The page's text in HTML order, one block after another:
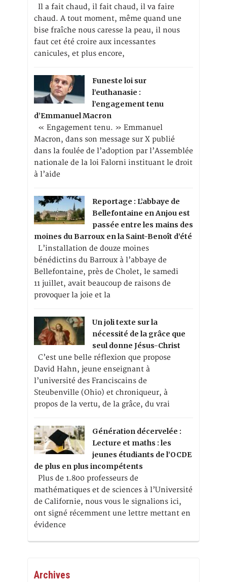
Il a fait chaud, il fait chaud, il va faire
chaud. A tout moment, même quand une
bise fraîche nous caresse la peau, il nous
faut cet été croire aux incessantes
canicules, et plus encore,
Funeste loi sur
l’euthanasie :
l’engagement tenu
d’Emmanuel Macron
« Engagement tenu. » Emmanuel
Macron, dans son message sur X publié
dans la foulée de l’adoption par l’Assemblée
nationale de la loi Falorni instituant le droit
à l’aide
Reportage : L’abbaye de
Bellefontaine en Anjou est
passée entre les mains des
moines du Barroux en la Saint-Benoît d’été
L’installation de douze moines
bénédictins du Barroux à l’abbaye de
Bellefontaine, près de Cholet, le samedi
11 juillet, avait beaucoup de raisons de
provoquer la joie et la
Un joli texte sur la
nécessité de la grâce que
seul donne Jésus-Christ
C’est une belle réflexion que propose
David Hahn, jeune enseignant à
l’université des Franciscains de
Steubenville (Ohio) et chroniqueur, à
propos de la vertu, de la grâce, du vrai
Génération décervelée :
Lecture et maths : les
jeunes étudiants de l’OCDE
de plus en plus incompétents
Plus de 1.800 professeurs de
mathématiques et de sciences à l’Université
de Californie, nous vous le signalions ici,
ont signé récemment une lettre mettant en
évidence
Archives